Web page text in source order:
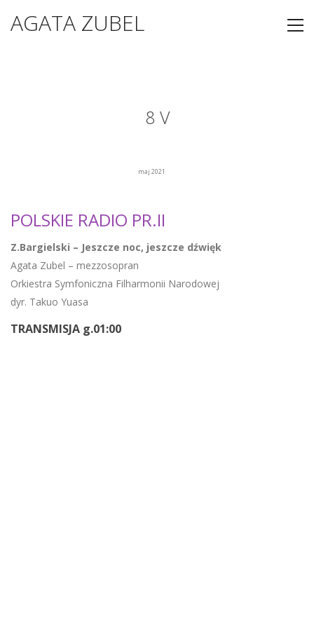
AGATA ZUBEL
8 V
maj 2021
POLSKIE RADIO PR.II
Z.Bargielski – Jeszcze noc, jeszcze dźwięk
Agata Zubel – mezzosopran
Orkiestra Symfoniczna Filharmonii Narodowej
dyr. Takuo Yuasa
TRANSMISJA g.01:00